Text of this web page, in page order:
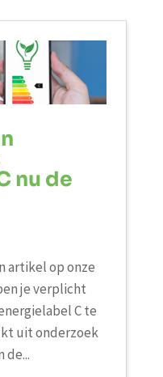
nu de
artikel op onze
je verplicht
C te
uit onderzoek
de...